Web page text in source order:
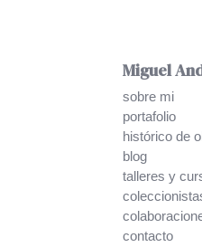
Miguel
sobre mi
portafolio
histórico de
blog
talleres y
contacto